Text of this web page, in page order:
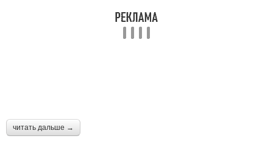
читать дальше →